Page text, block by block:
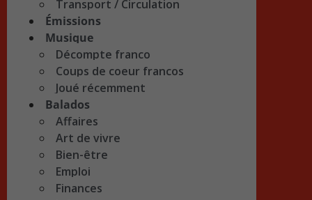
Transport / Circulation
Émissions
Musique
Décompte franco
Coups de coeur francos
Joué récemment
Balados
Affaires
Art de vivre
Bien-être
Emploi
Finances